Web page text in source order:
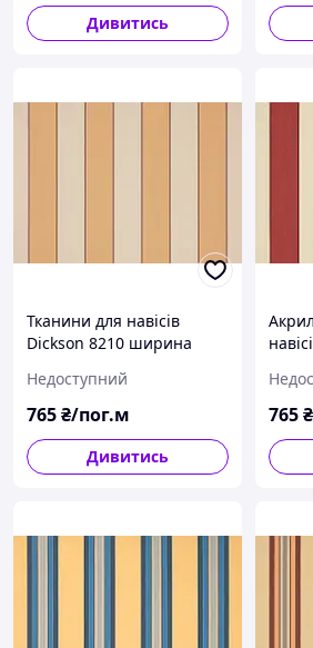
Дивитись
Тканини для навісів
Dickson 8210 ширина
жовтий/молочний.
Недоступний
765₴/пог.м
Дивитись
білий.
765